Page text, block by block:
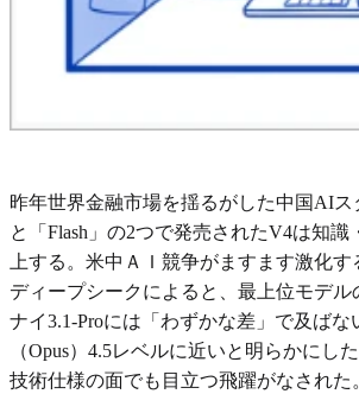
昨年世界金融市場を揺るがした中国AI
と「Flash」の2つで発売されたV4は知
上する。米中ＡＩ競争がますます激化
ディープシークによると、最上位モデル
ナイ3.1-Proには「わずかな差」で及ば
（Opus）4.5レベルに近いと明らかに
技術仕様の面でも目立つ飛躍がなされ